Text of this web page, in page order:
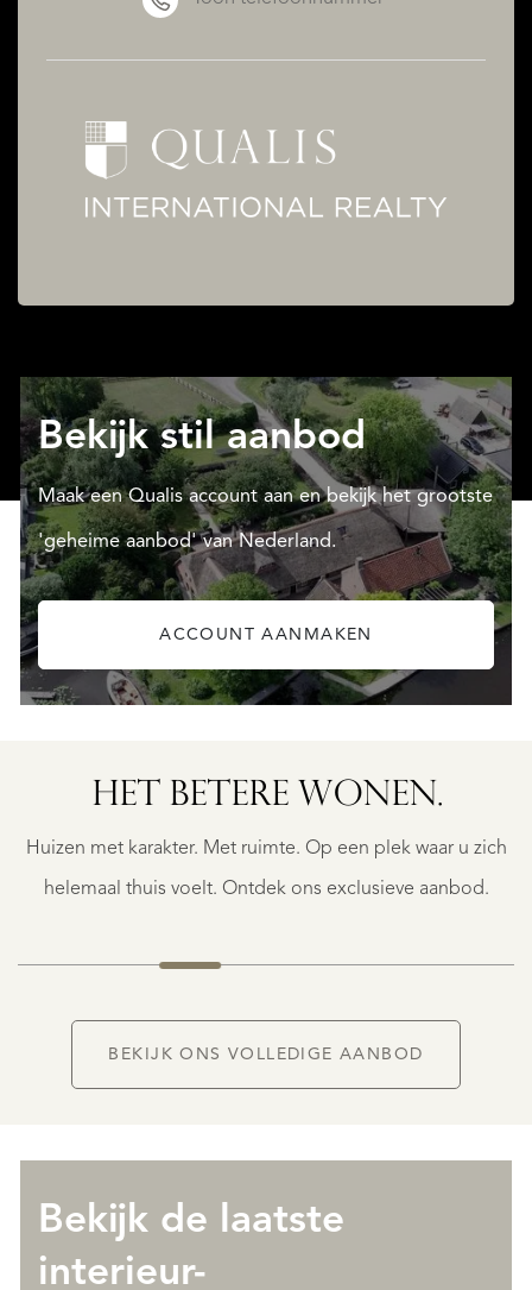
Bekijk stil aanbod
Maak een Qualis account aan en bekijk het grootste
'geheime aanbod' van Nederland.
ACCOUNT AANMAKEN
HET BETERE WONEN.
Huizen met karakter. Met ruimte. Op een plek waar u zich
helemaal thuis voelt. Ontdek ons exclusieve aanbod.
BERGERAC
€
BEKIJK ONS VOLLEDIGE AANBOD
Bekijk de laatste
interieur-